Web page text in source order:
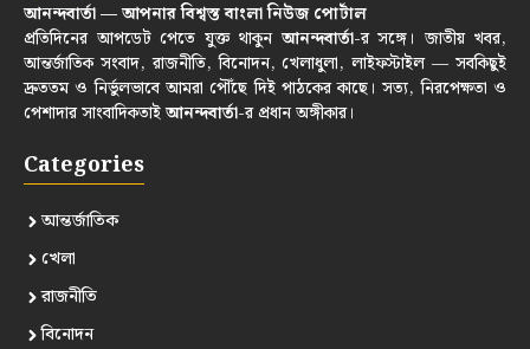
আনন্দবার্তা — আপনার বিশ্বস্ত বাংলা নিউজ পোর্টাল
প্রতিদিনের আপডেট পেতে যুক্ত থাকুনআনন্দবার্তা-র সঙ্গে। জাতীয় খবর,
আন্তর্জাতিক সংবাদ, রাজনীতি, বিনোদন, খেলাধুলা, লাইফস্টাইল — সবকিছুই
দ্রুততম ও নির্ভুলভাবে আমরা পৌঁছে দিই পাঠকের কাছে। সত্য, নিরপেক্ষতা ও
পেশাদার সাংবাদিকতাইআনন্দবার্তা-র প্রধান অঙ্গীকার।
Categories
আন্তর্জাতিক
খেলা
রাজনীতি
বিনোদন